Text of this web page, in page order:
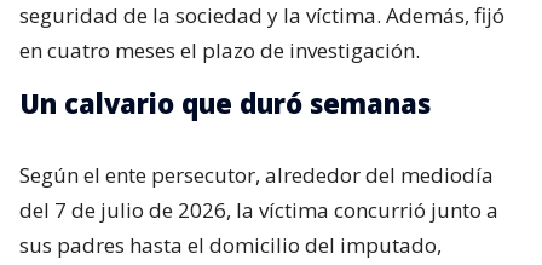
seguridad de la sociedad y la víctima. Además, fijó
en cuatro meses el plazo de investigación.
Un calvario que duró semanas
Según el ente persecutor, alrededor del mediodía
del 7 de julio de 2026, la víctima concurrió junto a
sus padres hasta el domicilio del imputado,